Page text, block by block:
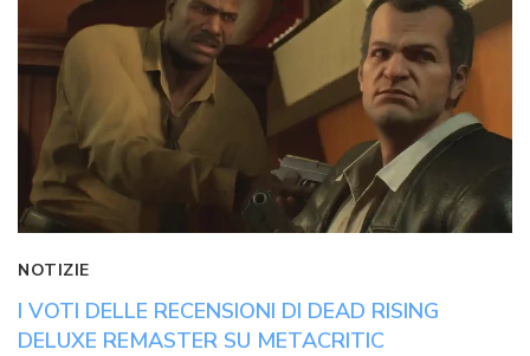
NOTIZIE
I VOTI DELLE RECENSIONI DI DEAD RISING
DELUXE REMASTER SU METACRITIC